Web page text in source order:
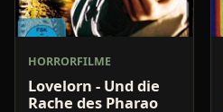
HORRORFILME
Lovelorn - Und die
Rache des Pharao